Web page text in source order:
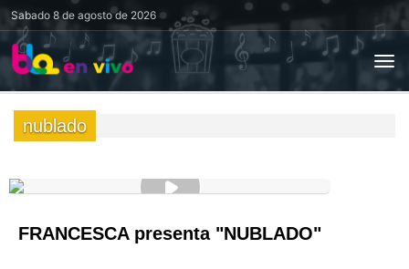
Sabado 8 de agosto de 2026
nublado
FRANCESCA presenta "NUBLADO"